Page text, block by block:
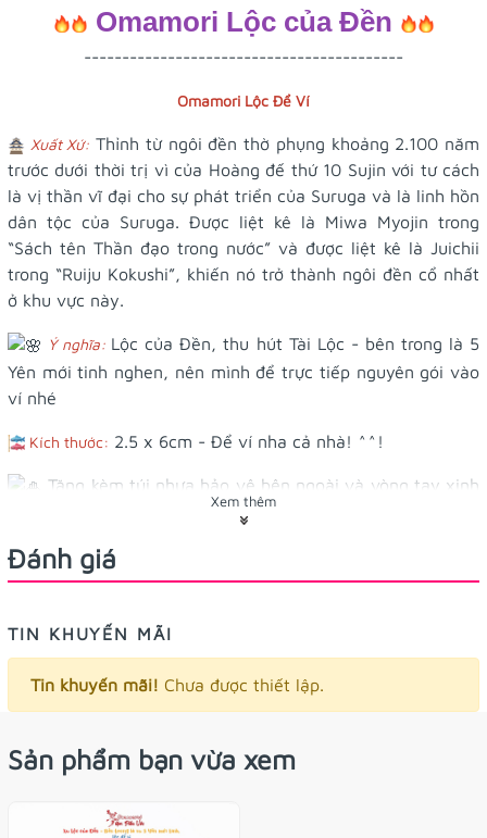
Omamori Lộc của Đền
------------------------------------------
Omamori Lộc Để Ví
Xuất Xứ: Thỉnh từ ngôi đền thờ phụng khoảng 2.100 năm
trước dưới thời trị vì của Hoàng đế thứ 10 Sujin với tư cách
là vị thần vĩ đại cho sự phát triển của Suruga và là linh hồn
dân tộc của Suruga. Được liệt kê là Miwa Myojin trong
“Sách tên Thần đạo trong nước” và được liệt kê là Juichii
trong “Ruiju Kokushi”, khiến nó trở thành ngôi đền cổ nhất
ở khu vực này.
Ý nghĩa: Lộc của Đền, thu hút Tài Lộc - bên trong là 5
Yên mới tinh nghen, nên mình để trực tiếp nguyên gói vào
ví nhé
Kích thước: 2.5 x 6cm - Để ví nha cả nhà! ^^!
Tặng kèm túi nhựa bảo vệ bên ngoài và vòng tay xinh
Xem thêm
Đánh giá
TIN KHUYẾN MÃI
Tin khuyến mãi! Chưa được thiết lập.
Sản phẩm bạn vừa xem